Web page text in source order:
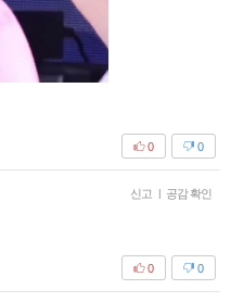
0
0
신고 | 공감 확인
0
0